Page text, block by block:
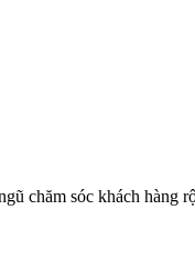
chăm sóc khách hàng